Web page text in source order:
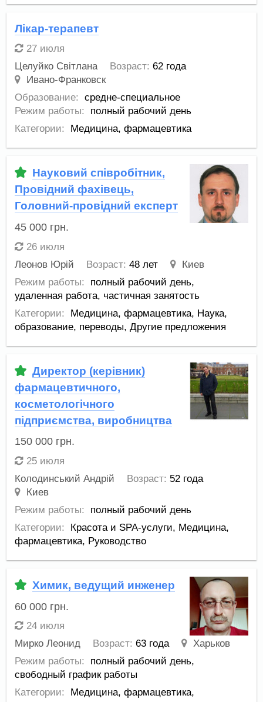
Лікар-терапевт
27 июля
Целуйко Світлана
Возраст: 62 года
Ивано-Франковск
Образование:
средне-специальное
Режим работы:
полный рабочий день
Категории:
Медицина, фармацевтика
Науковий співробітник,
Провідний фахівець,
Головний-провідний експерт
45 000 грн.
26 июля
Леонов Юрій
Возраст: 48 лет
Киев
Режим работы:
полный рабочий день,
удаленная работа, частичная занятость
Категории:
Медицина, фармацевтика, Наука,
образование, переводы, Другие предложения
Директор (керівник)
фармацевтичного,
косметологічного
підприємства, виробництва
150 000 грн.
25 июля
Колодинський Андрій
Возраст: 52 года
Киев
Режим работы:
полный рабочий день
Категории:
Красота и SPA-услуги, Медицина,
фармацевтика, Руководство
Химик, ведущий инженер
60 000 грн.
24 июля
Мирко Леонид
Возраст: 63 года
Харьков
Режим работы:
полный рабочий день,
свободный график работы
Категории:
Медицина, фармацевтика,